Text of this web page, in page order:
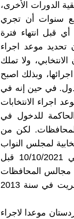
الدورات الأخرى،
سنوات أن تجري
انتخابات الدورة السادسة لبرلمان كوردستان في 1/10/2022 أي قبل انتهاء فترة
الخامسة لبرلمان كوردستان في 6/11/2022. إن تحديد موعد اجراء
ولا تملك
وبذلك اصبح
في حين إنه في
اجراء الانتخابات
للدخول في
المحافظات. لكن من
لمجلس النواب
عن مواعيدها في العراق، لا بل اجريت انتخابات مبكرة في 10/10/2021 قبل
مجالس المحافظات
غير المنتظمة باقليم مرت عشر سنوات على اجرائها حيث اجريت في سنة 2013
اقليم كوردستان موعدا لاجراء